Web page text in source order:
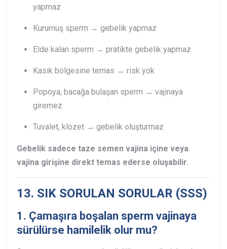
yapmaz
Kurumuş sperm → gebelik yapmaz
Elde kalan sperm → pratikte gebelik yapmaz
Kasık bölgesine temas → risk yok
Popoya, bacağa bulaşan sperm → vajinaya
giremez
Tuvalet, klozet → gebelik oluşturmaz
Gebelik sadece taze semen vajina içine veya
vajina girişine direkt temas ederse oluşabilir.
13. SIK SORULAN SORULAR (SSS)
1. Çamaşıra boşalan sperm vajinaya
sürülürse hamilelik olur mu?